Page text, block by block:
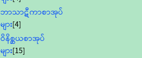
ဘာသာဋီကာစာအုပ်
များ[4]
ဝိနိစ္ဆယစာအုပ်
များ[15]